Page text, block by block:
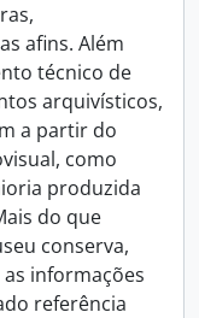
afins. Além
técnico de
arquivísticos,
a partir do
como
produzida
do que
conserva,
informações
referência